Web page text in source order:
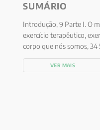
SUMÁRIO
Introdução, 9 Parte I. O
exercício terapêutico,
corpo que nós somos, 34
47 7 O sentar no coração
“Em marcha!”, 97 2 O
VER MAIS